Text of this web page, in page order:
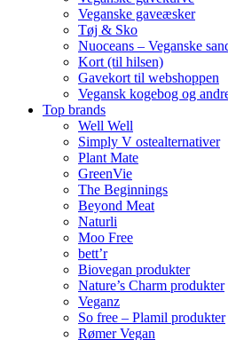
Veganske gaveæsker
Tøj & Sko
Nuoceans – Veganske
Kort (til hilsen)
Gavekort til webshoppen
Vegansk kogebog og
Top brands
Well Well
Simply V ostealternativer
Plant Mate
GreenVie
The Beginnings
Beyond Meat
Naturli
Moo Free
bett’r
Biovegan produkter
Nature’s Charm produkter
Veganz
So free – Plamil produkter
Rømer Vegan